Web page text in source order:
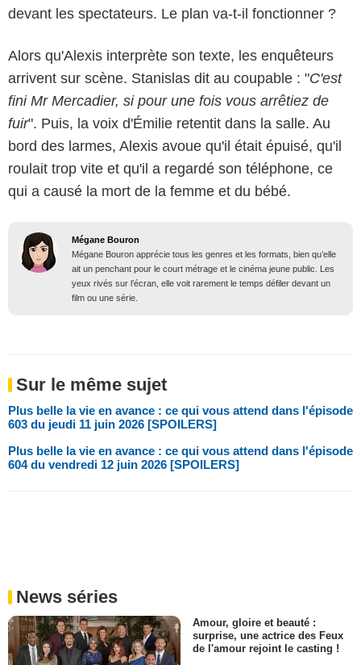
devant les spectateurs. Le plan va-t-il fonctionner ?
Alors qu'Alexis interprète son texte, les enquêteurs
arrivent sur scène. Stanislas dit au coupable : "C'est
fini Mr Mercadier, si pour une fois vous arrêtiez de
fuir". Puis, la voix d'Émilie retentit dans la salle. Au
bord des larmes, Alexis avoue qu'il était épuisé, qu'il
roulait trop vite et qu'il a regardé son téléphone, ce
qui a causé la mort de la femme et du bébé.
Mégane Bouron
Mégane Bouron apprécie tous les genres et les formats, bien qu’elle
ait un penchant pour le court métrage et le cinéma jeune public. Les
yeux rivés sur l’écran, elle voit rarement le temps défiler devant un
film ou une série.
Sur le même sujet
Plus belle la vie en avance : ce qui vous attend dans l'épisode
603 du jeudi 11 juin 2026 [SPOILERS]
Plus belle la vie en avance : ce qui vous attend dans l'épisode
604 du vendredi 12 juin 2026 [SPOILERS]
News séries
Amour, gloire et beauté :
surprise, une actrice des Feux
de l'amour rejoint le casting !